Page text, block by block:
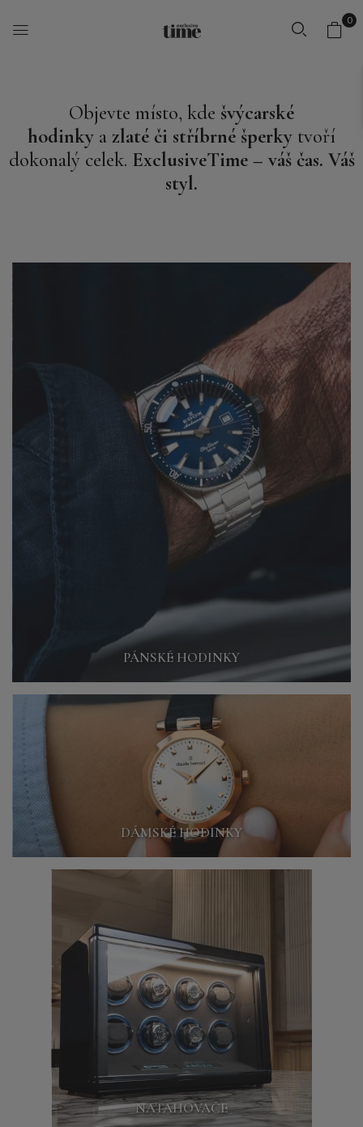
0
Objevte místo, kde švýcarské
hodinky a zlaté či stříbrné šperky tvoří
dokonalý celek. ExclusiveTime – váš čas. Váš
styl.
PÁNSKÉ HODINKY
DÁMSKÉ HODINKY
NATAHOVAČE